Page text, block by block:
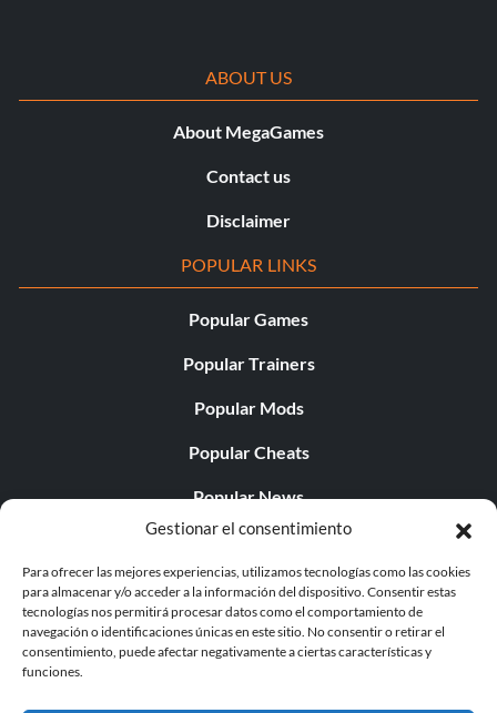
Gestionar el consentimiento
Para ofrecer las mejores experiencias, utilizamos tecnologías como las cookies
para almacenar y/o acceder a la información del dispositivo. Consentir estas
tecnologías nos permitirá procesar datos como el comportamiento de
navegación o identificaciones únicas en este sitio. No consentir o retirar el
consentimiento, puede afectar negativamente a ciertas características y
funciones.
ABOUT US
About MegaGames
Contact us
Disclaimer
POPULAR LINKS
Popular Games
Popular Trainers
Popular Mods
Popular Cheats
Popular News
Popular Editorials
Popular Free Games
LATEST UPDATES